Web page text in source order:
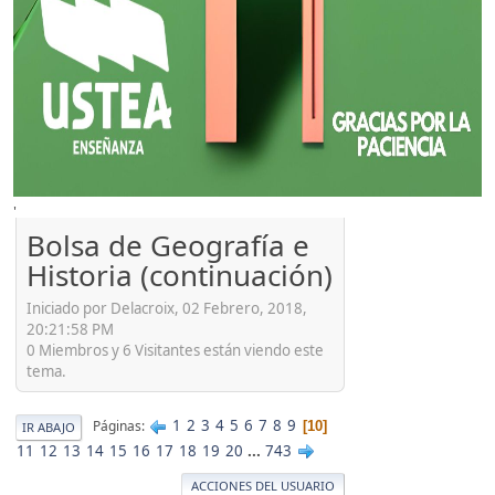
'
Bolsa de Geografía e
Historia (continuación)
Iniciado por Delacroix, 02 Febrero, 2018,
20:21:58 PM
0 Miembros y 6 Visitantes están viendo este
tema.
IR ABAJO Páginas 1 2 3 4 5 6 7 8 9 10
11 12 13 14 15 16 17 18 19 20 ... 743
ACCIONES DEL USUARIO